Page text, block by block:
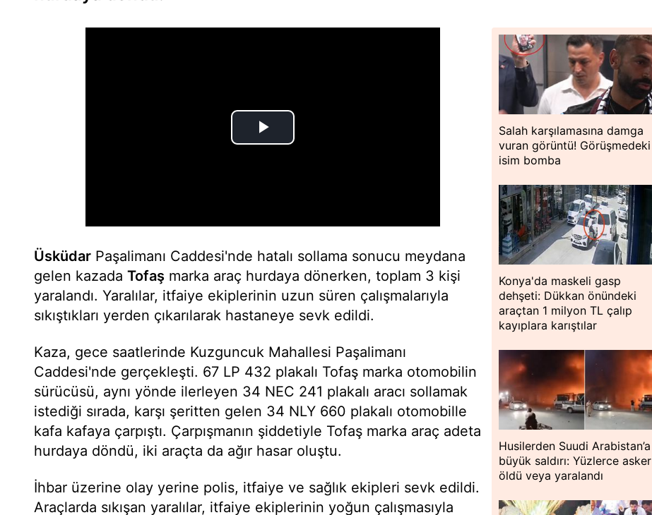
Üsküdar Paşalimanı Caddesi'nde hatalı sollama sonucu meydana
gelen kazada Tofaş marka araç hurdaya dönerken, toplam 3 kişi
yaralandı. Yaralılar, itfaiye ekiplerinin uzun süren çalışmalarıyla
sıkıştıkları yerden çıkarılarak hastaneye sevk edildi.
Kaza, gece saatlerinde Kuzguncuk Mahallesi Paşalimanı
Caddesi'nde gerçekleşti. 67 LP 432 plakalı Tofaş marka otomobilin
sürücüsü, aynı yönde ilerleyen 34 NEC 241 plakalı aracı sollamak
istediği sırada, karşı şeritten gelen 34 NLY 660 plakalı otomobille
kafa kafaya çarpıştı. Çarpışmanın şiddetiyle Tofaş marka araç adeta
hurdaya döndü, iki araçta da ağır hasar oluştu.
İhbar üzerine olay yerine polis, itfaiye ve sağlık ekipleri sevk edildi.
Araçlarda sıkışan yaralılar, itfaiye ekiplerinin yoğun çalışmasıyla
Salah karşılamasına damga
vuran görüntü! Görüşmedeki
isim bomba
Konya'da maskeli gasp
dehşeti: Dükkan önündeki
araçtan 1 milyon TL çalıp
kayıplara karıştılar
Husilerden Suudi Arabistan’a
büyük saldırı: Yüzlerce asker
öldü veya yaralandı